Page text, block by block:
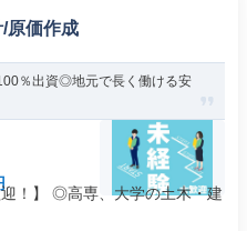
原価作成
％出資◎地元で長く働ける安
！】 ◎高専、大学の土木・建